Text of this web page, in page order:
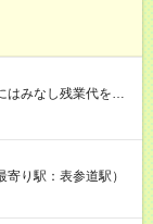
はみなし残業代を含
なし残業代 30,000
が収入に直結！イン
給します。一般職の
ブを手にした実績
るため、高いモチ
り駅：表参道駅）